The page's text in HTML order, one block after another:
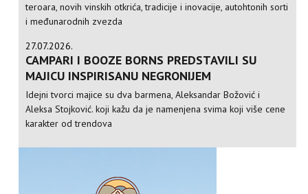
teroara, novih vinskih otkrića, tradicije i inovacije, autohtonih sorti
i međunarodnih zvezda
27.07.2026.
CAMPARI I BOOZE BORNS PREDSTAVILI SU
MAJICU INSPIRISANU NEGRONIJEM
Idejni tvorci majice su dva barmena, Aleksandar Božović i
Aleksa Stojković. koji kažu da je namenjena svima koji više cene
karakter od trendova